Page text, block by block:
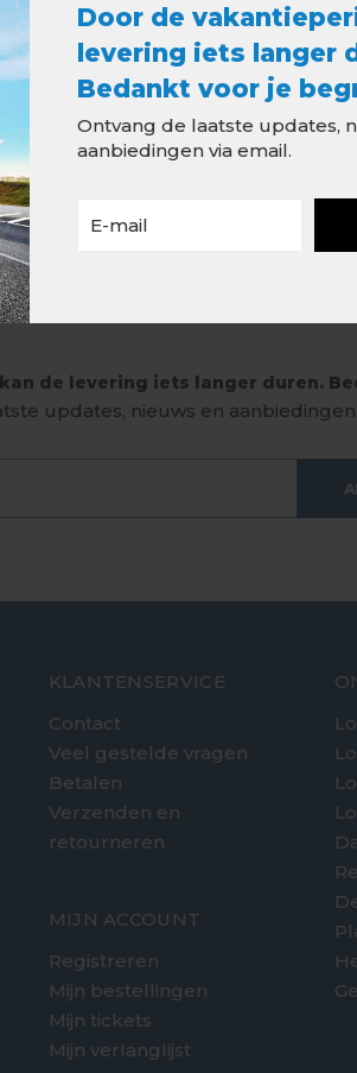
Door de
levering iets langer
Bedankt voor je
Ontvang de laatste updates,
aanbiedingen via email.
de levering iets langer duren.
updates, nieuws en aanbiedingen
KLANTENSERVICE
Contact
Veel gestelde vragen
Betalen
Verzenden en
retourneren
MIJN ACCOUNT
Registreren
Mijn bestellingen
Mijn tickets
Mijn verlanglijst